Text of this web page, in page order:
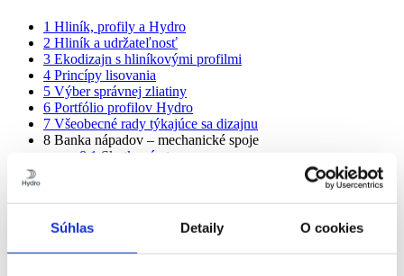
Súhlas Detaily O cookies
1 Hliník, profily a Hydro
2 Hliník a udržateľnosť
3 Ekodizajn s hliníkovými profilmi
4 Princípy lisovania
5 Výber správnej zliatiny
6 Portfólio profilov Hydro
7 Všeobecné rady týkajúce sa dizajnu
8 Banka nápadov – mechanické spoje
8.1 Skutkové otvory
Drážky pre matice alebo hlavy skrutiek
8.4Pripojenie profilu k profilu
Spojenie s inými materiálmi
8.6
8.7Koncovky